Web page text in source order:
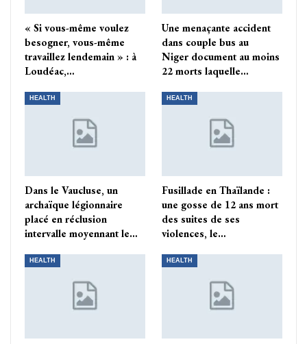
« Si vous-même voulez
besogner, vous-même
travaillez lendemain » : à
Loudéac,…
Une menaçante accident
dans couple bus au
Niger document au moins
22 morts laquelle…
HEALTH
Dans le Vaucluse, un
archaïque légionnaire
placé en réclusion
intervalle moyennant le…
HEALTH
Fusillade en Thaïlande :
une gosse de 12 ans mort
des suites de ses
violences, le…
HEALTH HEALTH